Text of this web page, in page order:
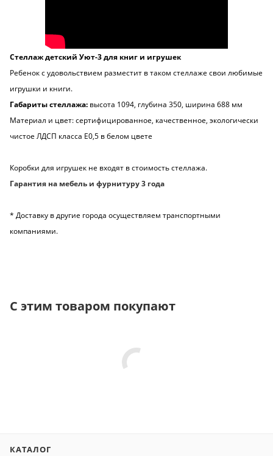
Стеллаж детский Уют-3 для книг и игрушек
Ребенок с удовольствием разместит в таком стеллаже свои любимые
игрушки и книги.
Габариты стеллажа: высота 1094, глубина 350, ширина 688 мм
Материал и цвет: сертифицированное, качественное, экологически
чистое ЛДСП класса Е0,5 в белом цвете
Коробки для игрушек не входят в стоимость стеллажа.
Гарантия на мебель и фурнитуру 3 года
* Доставку в другие города осуществляем транспортными
компаниями.
С этим товаром покупают
КАТАЛОГ